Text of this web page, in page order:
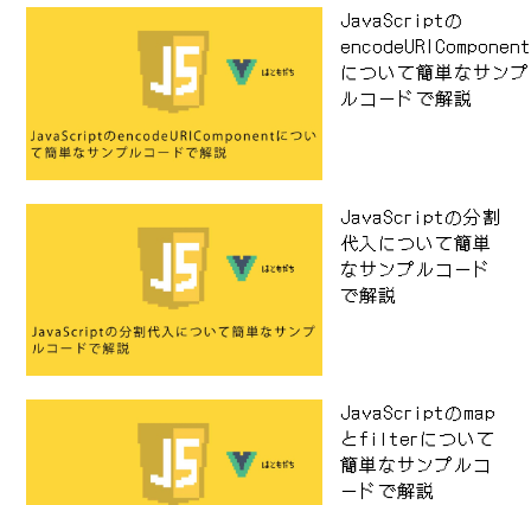
JavaScriptの
encodeURIComponent
について簡単なサンプ
ルコードで解説
JavaScriptの分割
代入について簡単
なサンプルコード
で解説
JavaScriptのmap
とfilterについて
簡単なサンプルコ
ードで解説